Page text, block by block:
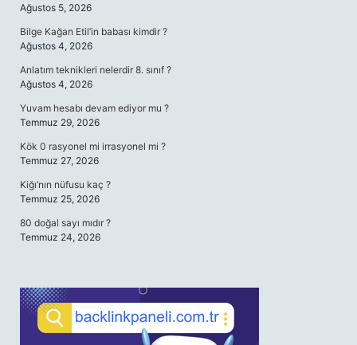
Ağustos 5, 2026
Bilge Kağan Etil’in babası kimdir ?
Ağustos 4, 2026
Anlatım teknikleri nelerdir 8. sınıf ?
Ağustos 4, 2026
Yuvam hesabı devam ediyor mu ?
Temmuz 29, 2026
Kök 0 rasyonel mi irrasyonel mi ?
Temmuz 27, 2026
Kiğı’nın nüfusu kaç ?
Temmuz 25, 2026
80 doğal sayı mıdır ?
Temmuz 24, 2026